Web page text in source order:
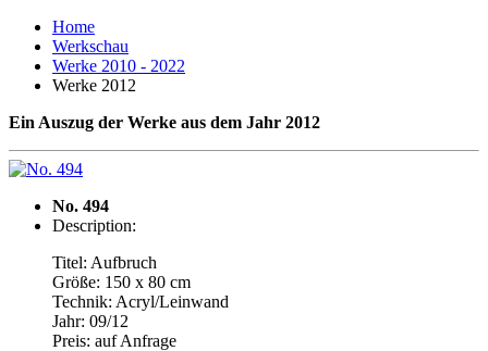
Home
Werkschau
Werke 2010 - 2022
Werke 2012
Ein Auszug der Werke aus dem Jahr 2012
No. 494
Description:
Titel: Aufbruch
Größe: 150 x 80 cm
Technik: Acryl/Leinwand
Jahr: 09/12
Preis: auf Anfrage